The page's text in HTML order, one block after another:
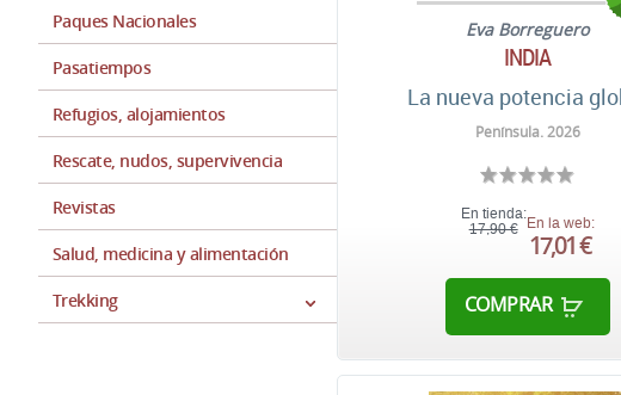
Paques Nacionales
Pasatiempos
Refugios, alojamientos
Rescate, nudos, supervivencia
Revistas
Salud, medicina y alimentación
Trekking
Eva Borreguero
INDIA
La nueva potencia
Península. 2026
En tienda:
17,90 € En la web:
17,01 €
COMPRAR